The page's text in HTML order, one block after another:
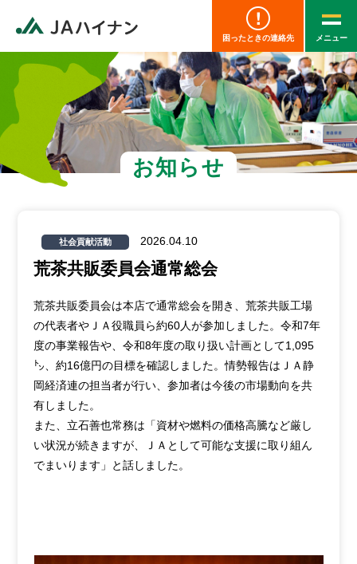
困ったときの連絡先
お知らせ
社会貢献活動 2026.04.10
荒茶共販委員会通常総会
荒茶共販委員会は本店で通常総会を開き、荒茶共販工場
の代表者やＪＡ役職員ら約60人が参加しました。令和7年
度の事業報告や、令和8年度の取り扱い計画として1,095
㌧、約16億円の目標を確認しました。情勢報告はＪＡ静
岡経済連の担当者が行い、参加者は今後の市場動向を共
有しました。
また、立石善也常務は「資材や燃料の価格高騰など厳し
い状況が続きますが、ＪＡとして可能な支援に取り組ん
でまいります」と話しました。